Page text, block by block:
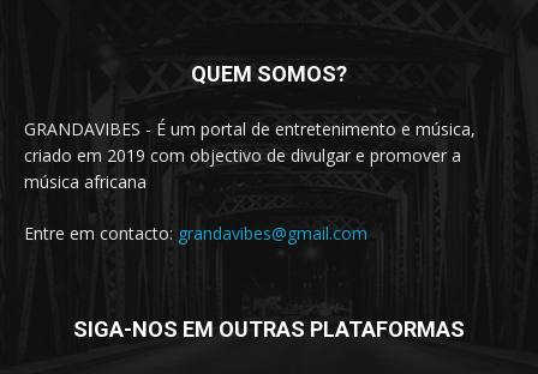
QUEM SOMOS?
GRANDAVIBES - É um portal de entretenimento e música,
criado em 2019 com objectivo de divulgar e promover a
música africana
Entre em contacto: grandavibes@gmail.com
SIGA-NOS EM OUTRAS PLATAFORMAS